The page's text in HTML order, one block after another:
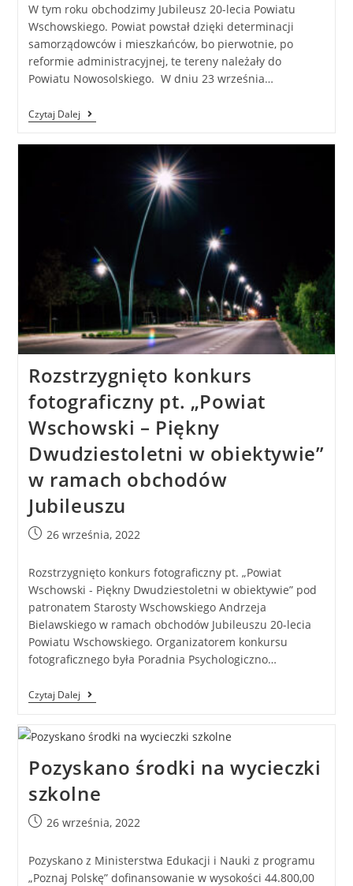
W tym roku obchodzimy Jubileusz 20-lecia Powiatu
Wschowskiego. Powiat powstał dzięki determinacji
samorządowców i mieszkańców, bo pierwotnie, po
reformie administracyjnej, te tereny należały do
Powiatu Nowosolskiego. W dniu 23 września…
Czytaj Dalej
Rozstrzygnięto konkurs
fotograficzny pt. „Powiat
Wschowski – Piękny
Dwudziestoletni w obiektywie”
w ramach obchodów
Jubileuszu
26 września, 2022
Rozstrzygnięto konkurs fotograficzny pt. „Powiat
Wschowski - Piękny Dwudziestoletni w obiektywie” pod
patronatem Starosty Wschowskiego Andrzeja
Bielawskiego w ramach obchodów Jubileuszu 20-lecia
Powiatu Wschowskiego. Organizatorem konkursu
fotograficznego była Poradnia Psychologiczno…
Czytaj Dalej
Pozyskano środki na wycieczki
szkolne
26 września, 2022
Pozyskano z Ministerstwa Edukacji i Nauki z programu
„Poznaj Polskę” dofinansowanie w wysokości 44.800,00